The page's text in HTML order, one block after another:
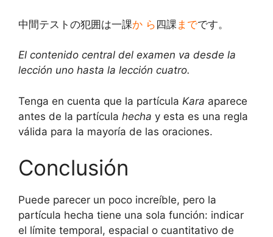
中間テストの犯囲は一課か ら 四課 までです。
El contenido central del examen va desde la
lección uno hasta la lección cuatro.
Tenga en cuenta que la partícula Kara aparece
antes de la partícula hecha y esta es una regla
válida para la mayoría de las oraciones.
Conclusión
Puede parecer un poco increíble, pero la
partícula hecha tiene una sola función: indicar
el límite temporal, espacial o cuantitativo de